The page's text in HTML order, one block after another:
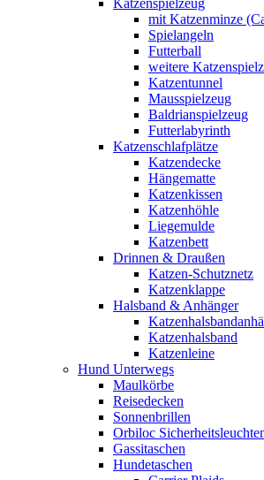
Katzenspielzeug
mit Katzenminze
Spielangeln
Futterball
weitere
Katzentunnel
Mausspielzeug
Baldrianspielzeug
Futterlabyrinth
Katzenschlafplätze
Katzendecke
Hängematte
Katzenkissen
Katzenhöhle
Liegemulde
Katzenbett
Drinnen & Draußen
Katzen-Schutznetz
Katzenklappe
Halsband & Anhänger
Katzenhalsband
Katzenleine
Hund Unterwegs
Maulkörbe
Reisedecken
Sonnenbrillen
Orbiloc
Gassitaschen
Hundetaschen